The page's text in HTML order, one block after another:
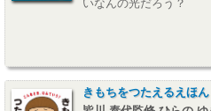
いなんの光だろう？
きもちをつたえるえほん